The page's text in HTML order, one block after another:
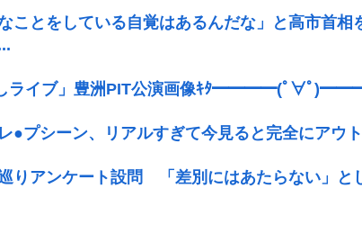
ことをしている自覚はあるんだな」と高市首相
ライブ」豊洲PIT公演画像ｷﾀ━━━━(ﾟ∀ﾟ
●プシーン、リアルすぎて今見ると完全にアウト
りアンケート設問 「差別にはあたらない」と